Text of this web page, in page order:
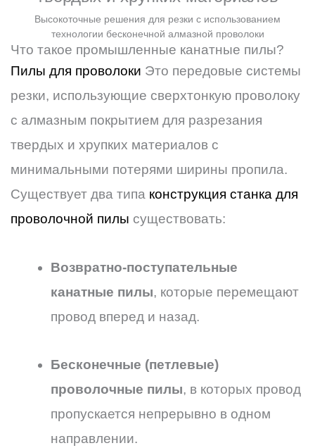
Высокоточные решения для резки с использованием
технологии бесконечной алмазной проволоки
Что такое промышленные канатные пилы?
Пилы для проволоки Это передовые системы
резки, использующие сверхтонкую проволоку
с алмазным покрытием для разрезания
твердых и хрупких материалов с
минимальными потерями ширины пропила.
Существует два типа конструкция станка для
проволочной пилы существовать:
Возвратно-поступательные
канатные пилы, которые перемещают
провод вперед и назад.
Бесконечные (петлевые)
проволочные пилы, в которых провод
пропускается непрерывно в одном
направлении.